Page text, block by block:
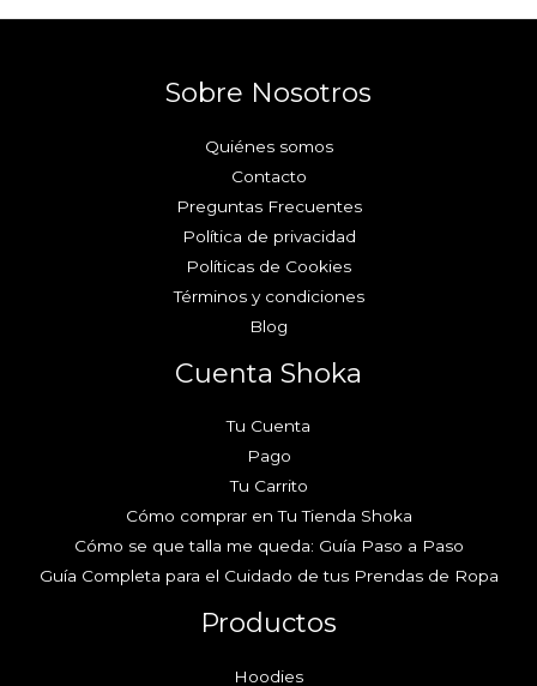
Sobre Nosotros
Quiénes somos
Contacto
Preguntas Frecuentes
Política de privacidad
Políticas de Cookies
Términos y condiciones
Blog
Cuenta Shoka
Tu Cuenta
Pago
Tu Carrito
Cómo comprar en Tu Tienda Shoka
Cómo se que talla me queda: Guía Paso a Paso
Guía Completa para el Cuidado de tus Prendas de Ropa
Productos
Hoodies